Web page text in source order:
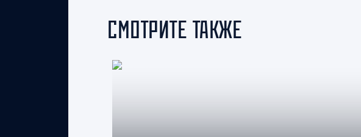
СМОТРИТЕ ТАКЖЕ